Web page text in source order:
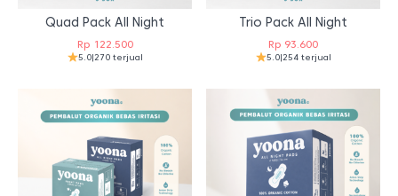
Quad Pack All Night
Rp122.500
5.0|270 terjual
Trio Pack All Night
Rp 93.600
5.0|254 terjual